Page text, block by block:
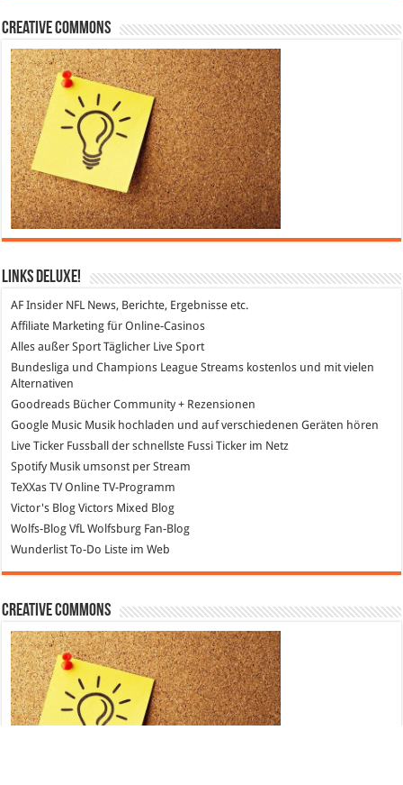
Creative Commons
Links DeLuXe!
AF Insider NFL News, Berichte, Ergebnisse etc.
Affiliate Marketing für Online-Casinos
Alles außer Sport Täglicher Live Sport
Bundesliga und Champions League Streams kostenlos und mit vielen
Alternativen
Goodreads Bücher Community + Rezensionen
Google Music Musik hochladen und auf verschiedenen Geräten hören
Live Ticker Fussball
der schnellste Fussi Ticker im Netz
SpotifyMusik umsonst per Stream
TeXXas TVOnline TV-Programm
Victor's Blog Victors Mixed Blog
Wolfs-Blog VfL Wolfsburg Fan-Blog
Wunderlist To-Do Liste im Web
Creative Commons